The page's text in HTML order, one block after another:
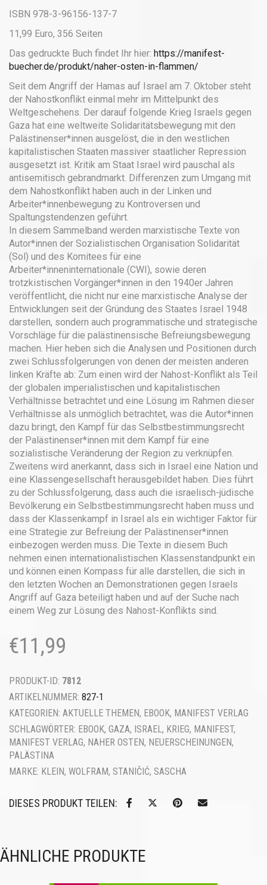
ISBN 978-3-96156-137-7
11,99 Euro, 356 Seiten
Das gedruckte Buch findet Ihr hier: https://manifest-
buecher.de/produkt/naher-osten-in-flammen/
Seit dem Angriff der Hamas auf Israel am 7. Oktober steht
der Nahostkonflikt einmal mehr im Mittelpunkt des
Weltgeschehens. Der darauf folgende Krieg Israels gegen
Gaza hat eine weltweite Solidaritätsbewegung mit den
Palästinenser*innen ausgelöst, die in den westlichen
kapitalistischen Staaten massiver staatlicher Repression
ausgesetzt ist. Kritik am Staat Israel wird pauschal als
antisemitisch gebrandmarkt. Differenzen zum Umgang mit
dem Nahostkonflikt haben auch in der Linken und
Arbeiter*innenbewegung zu Kontroversen und
Spaltungstendenzen geführt.
In diesem Sammelband werden marxistische Texte von
Autor*innen der Sozialistischen Organisation Solidarität
(Sol) und des Komitees für eine
Arbeiter*inneninternationale (CWI), sowie deren
trotzkistischen Vorgänger*innen in den 1940er Jahren
veröffentlicht, die nicht nur eine marxistische Analyse der
Entwicklungen seit der Gründung des Staates Israel 1948
darstellen, sondern auch programmatische und strategische
Vorschläge für die palästinensische Befreiungsbewegung
machen. Hier heben sich die Analysen und Positionen durch
zwei Schlussfolgerungen von denen der meisten anderen
linken Kräfte ab: Zum einen wird der Nahost-Konflikt als Teil
der globalen imperialistischen und kapitalistischen
Verhältnisse betrachtet und eine Lösung im Rahmen dieser
Verhältnisse als unmöglich betrachtet, was die Autor*innen
dazu bringt, den Kampf für das Selbstbestimmungsrecht
der Palästinenser*innen mit dem Kampf für eine
sozialistische Veränderung der Region zu verknüpfen.
Zweitens wird anerkannt, dass sich in Israel eine Nation und
eine Klassengesellschaft herausgebildet haben. Dies führt
zu der Schlussfolgerung, dass auch die israelisch-jüdische
Bevölkerung ein Selbstbestimmungsrecht haben muss und
dass der Klassenkampf in Israel als ein wichtiger Faktor für
eine Strategie zur Befreiung der Palästinenser*innen
einbezogen werden muss. Die Texte in diesem Buch
nehmen einen internationalistischen Klassenstandpunkt ein
und können einen Kompass für alle darstellen, die sich in
den letzten Wochen an Demonstrationen gegen Israels
Angriff auf Gaza beteiligt haben und auf der Suche nach
einem Weg zur Lösung des Nahost-Konflikts sind.
€11,99
PRODUKT-ID: 7812
ARTIKELNUMMER: 827-1
KATEGORIEN: AKTUELLE THEMEN, EBOOK, MANIFEST VERLAG
SCHLAGWÖRTER: EBOOK, GAZA, ISRAEL, KRIEG, MANIFEST,
MANIFEST VERLAG, NAHER OSTEN, NEUERSCHEINUNGEN,
PALÄSTINA
MARKE: KLEIN, WOLFRAM, STANIČIĆ, SASCHA
DIESES PRODUKT TEILEN:
ÄHNLICHE PRODUKTE